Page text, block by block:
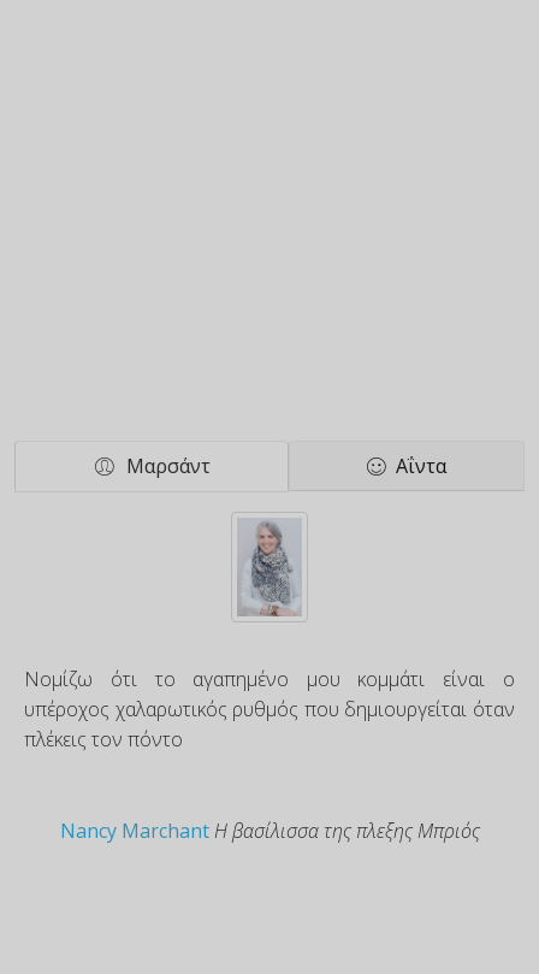
Μαρσάντ Αΐντα
Νομίζω ότι το αγαπημένο μου κομμάτι είναι ο
υπέροχος χαλαρωτικός ρυθμός που δημιουργείται όταν
πλέκεις τον πόντο
Nancy Marchant Η βασίλισσα της πλεξης Μπριός